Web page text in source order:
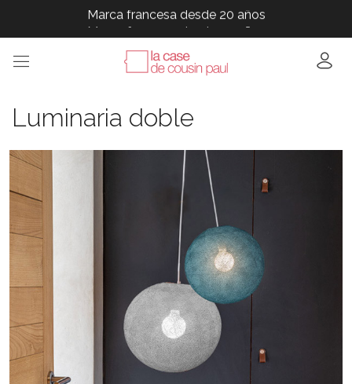
Marca francesa desde 20 años
Marca francesa desde 20 años
Marca francesa desde 20 años
Marca francesa desde 20 años
Luminaria doble